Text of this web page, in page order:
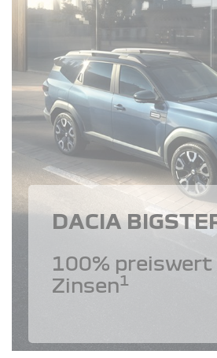
DACIA
100% preiswert
Zinsen1